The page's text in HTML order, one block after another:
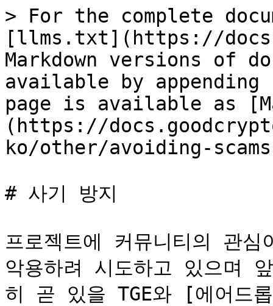
> For the complete
[llms.txt](https://
Markdown versions of
available by
page is available as
(https://
ko/other/avoiding-
# 사기 방지
프로젝트에 커뮤니티의 관
악용하려 시도하고 있으며
히 곧 있을 TGE와 [에어